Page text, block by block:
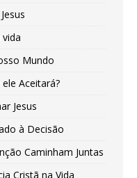
Mundo
Aceitará?
Jesus
à Decisão
Caminham Juntas
Cristã na Vida